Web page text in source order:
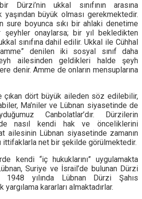
Dürzi’nin ukkal sınıfının arasına
yaşından büyük olması gerekmektedir.
sure boyunca sıkı bir ahlaki denetime
onaylarsa; bir yıl bekledikten
sınıfına dahil edilir. Ukkal ile Cühhal
denilen iki sosyal sınıf daha
ailesinden geldikleri halde şeyh
denir. Amme de onların mensuplarına
çıkan dört büyük aileden söz edilebilir,
Ma’niler ve Lübnan siyasetinde de
Canbolatlar’dır. Dürzilerin
nasıl kendi hak ve önceliklerini
ailesinin Lübnan siyasetinde zamanın
ittifaklarla net bir şekilde görülmektedir.
kendi “iç hukuklarını” uygulamakta
Suriye ve İsrail’de bulunan Dürzi
1948 yılında Lübnan Dürzi Şahıs
yargılama kararları almaktadırlar.